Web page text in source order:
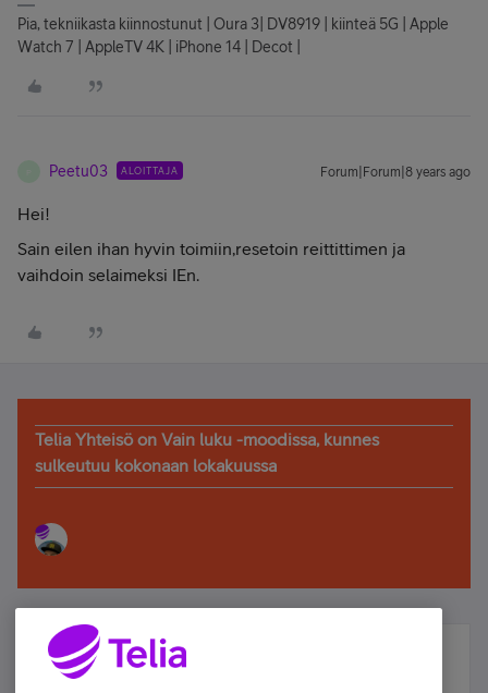
Pia, tekniikasta kiinnostunut | Oura 3| DV8919 | kiinteä 5G | Apple
Watch 7 | AppleTV 4K | iPhone 14 | Decot |
Peetu03 ALOITTAJA Forum|Forum|8 years ago
Hei!
Sain eilen ihan hyvin toimiin,resetoin reittittimen ja
vaihdoin selaimeksi IEn.
Telia Yhteisö on Vain luku -moodissa, kunnes
sulkeutuu kokonaan lokakuussa
Älä jää paitsi – osallistu ja voita!